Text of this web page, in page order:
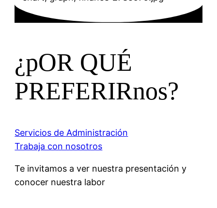
¿pOR QUÉ
PREFERIRnos?
Servicios de Administración
Trabaja con nosotros
Te invitamos a ver nuestra presentación y
conocer nuestra labor